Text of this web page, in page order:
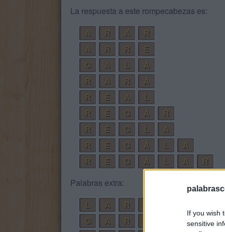
If you wish
sensitive
La respuesta a este rompecabezas es:
A
R A
R
A
R R
E
G
A L
A
R
A R
A
R
E A
L
R
E G A
R
R
E G L
A
R
E G A L
A
R
E G A L A
R
Palabras extra:
L
A R
G
A R